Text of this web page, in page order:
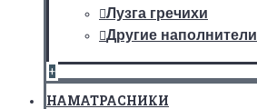
Лузга гречихи
Другие наполнители
+
НАМАТРАСНИКИ